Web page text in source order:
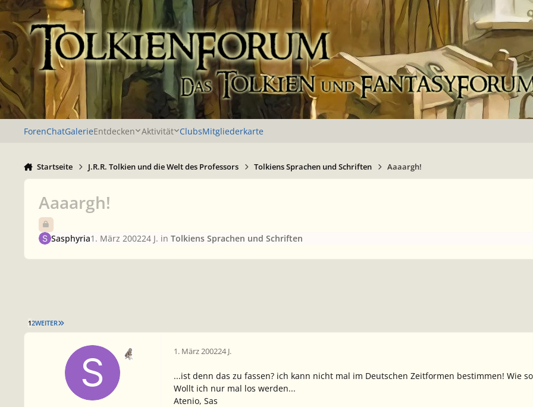
Zu Inhalt springen
ForenChatGalerieEntdecken Aktivität ClubsMitgliederkarte
Startseite J.R.R. Tolkien und die Welt des Professors Tolkiens Sprachen und Schriften Aaaargh!
Aaaargh!
Sasphyria1. März 200224 J. in Tolkiens Sprachen und Schriften
12WEITER LETZTE SEITE
1. März 200224 J.
...ist denn das zu fassen? ich kann nicht mal im Deutschen Zeitformen bestimmen! Wie
Wollt ich nur mal los werden...
Atenio, Sas